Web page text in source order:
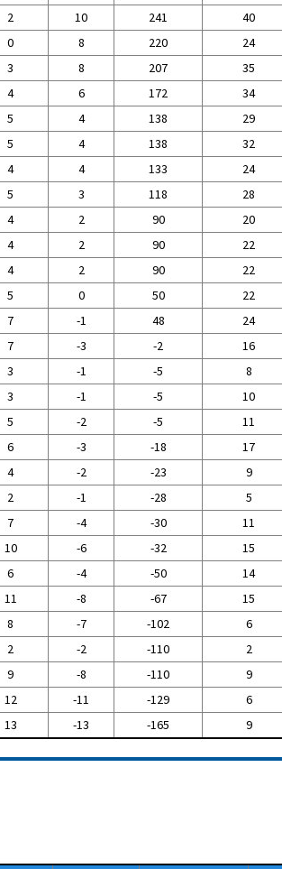
2 10 241 40
0 8 220 24
3 8 207 35
4 6 172 34
5 4 138 29
5 4 138 32
4 4 133 24
5 3 118 28
4 2 90 20
4 2 90 22
4 2 90 22
5 0 50 22
7 -1 48 24
7 -3 -2 16
3 -1 -5 8
3 -1 -5 10
5 -2 -5 11
6 -3 -18 17
4 -2 -23 9
2 -1 -28 5
7 -4 -30 11
10 -6 -32 15
6 -4 -50 14
11 -8 -67 15
8 -7 -102 6
2 -2 -110 2
9 -8 -110 9
12 -11 -129 6
13 -13 -165 9